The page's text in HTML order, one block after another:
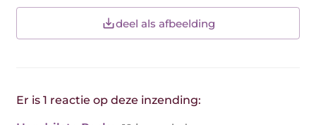
deel als afbeelding
Er is 1 reactie op deze inzending: